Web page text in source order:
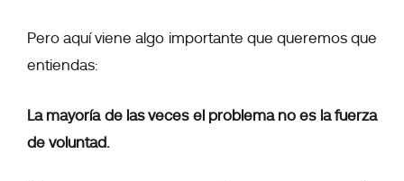
Pero aquí viene algo importante que queremos que
entiendas:
La mayoría de las veces el problema no es la fuerza
de voluntad.